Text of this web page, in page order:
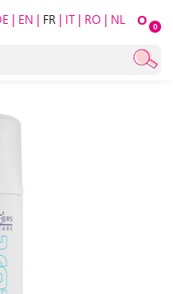
O 0
| EN | FR | IT | RO | NL